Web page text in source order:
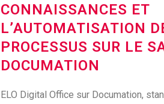
CONNAISSANCES ET
L’AUTOMATISATION
PROCESSUS SUR LE
DOCUMATION
ELO Digital Office sur Documation,